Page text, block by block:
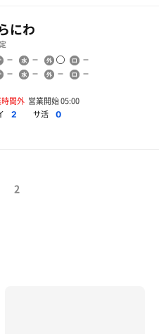
にわ
間外 営業開始 05:00
2 サ活 0
2